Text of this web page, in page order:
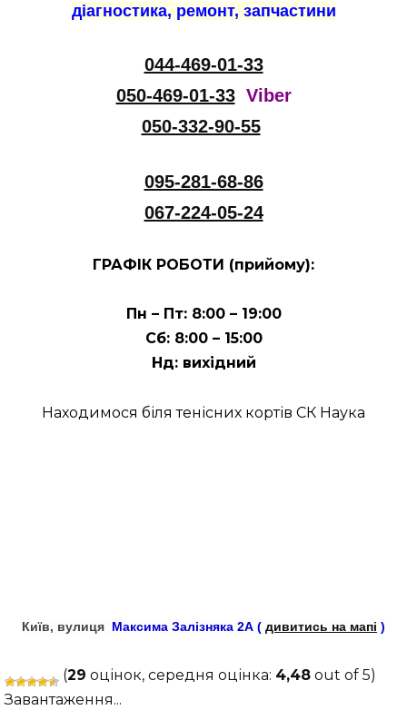
діагностика, ремонт, запчастини
044-469-01-33
050-469-01-33 Viber
050-332-90-55
095-281-68-86
067-224-05-24
ГРАФІК РОБОТИ (прийому):
Пн – Пт: 8:00 – 19:00
Сб: 8:00 – 15:00
Нд: вихідний
Находимося біля тенісних кортів СК Наука
Київ, вулиця Максима Залізняка 2А ( дивитись на мапі )
(29 оцінок, середня оцінка: 4,48 out of 5)
Завантаження...